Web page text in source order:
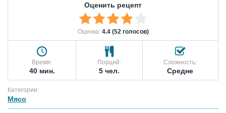
Оценить рецепт
Оценка: 4.4 (52 голосов)
Время:
40 мин.
Порций:
5 чел.
Сложность:
Средне
Категории:
Мясо